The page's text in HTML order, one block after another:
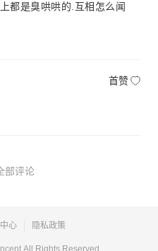
都是臭哄哄的.互相怎么闻
首赞
部评论
心 隐私政策
Rights Reserved